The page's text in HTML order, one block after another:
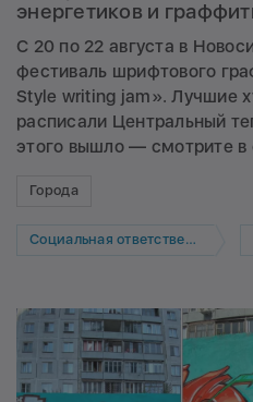
энергетиков и
С 20 по 22 августа в
фестиваль шрифтового
Style writing jam». Лучшие
расписали Центральный
этого вышло — смотрите в
Города
Социальная ответственность